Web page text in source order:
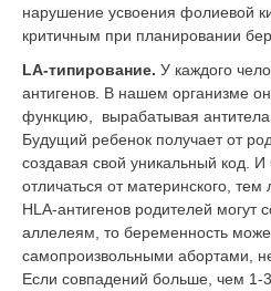
нарушение усвоения фолиевой
критичным при планировании
LA-типирование. У каждого
антигенов. В нашем организме
функцию, вырабатывая антитела
Будущий ребенок получает от
создавая свой уникальный код.
отличаться от материнского,
HLA-антигенов родителей могут
аллелеям, то беременность
самопроизвольными абортами,
Если совпадений больше, чем 1-